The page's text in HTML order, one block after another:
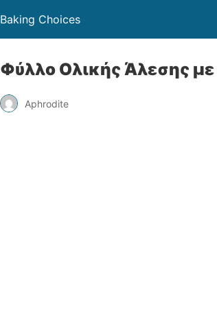
Baking Choices
Φύλλο Ολικής Άλεσης
Aphrodite